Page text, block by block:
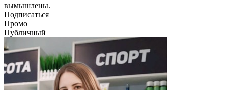
вымышлены.
Подписаться
Промо
Публичный